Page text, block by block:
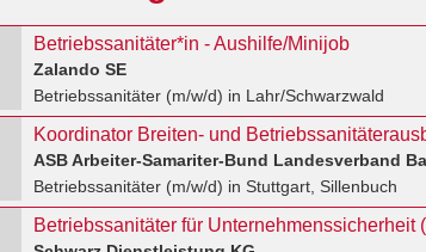
Betriebssanitäter*in - Aushilfe/Minijob
Zalando SE
Betriebssanitäter (m/w/d) in Lahr/Schwarzwald
Betriebssanitäter (m/w/d) in Stuttgart, Sillenbuch